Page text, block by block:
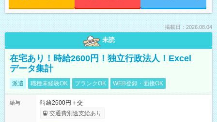
掲載日：2026.08.04
未読
在宅あり！時給2600円！独立行政法人！Excel
データ集計
派遣 職種未経験OK ブランクOK WEB登録・面接OK
給与
時給2600円＋交
交通費別途支給あり